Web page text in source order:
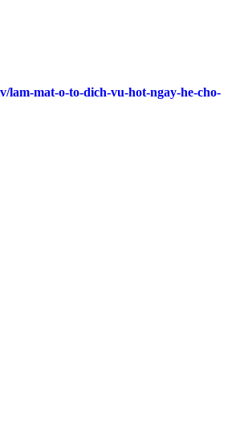
lam-mat-o-to-dich-vu-hot-ngay-he-cho-